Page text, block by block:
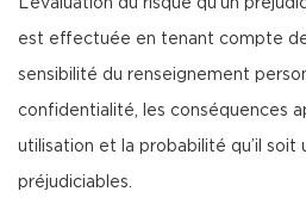
L’évaluation du risque qu’un
est effectuée en tenant compte
sensibilité du renseignement
confidentialité, les conséquences
utilisation et la probabilité qu’il soit
préjudiciables.